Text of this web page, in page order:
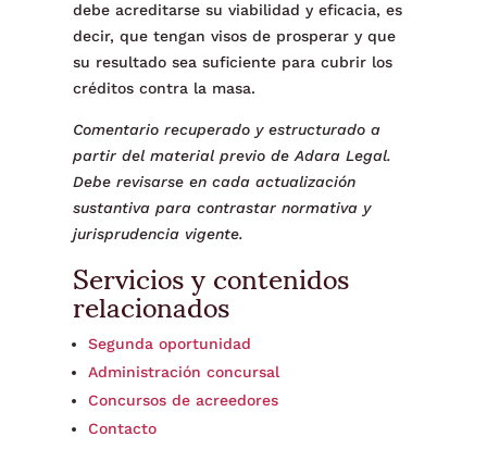
debe acreditarse su viabilidad y eficacia, es
decir, que tengan visos de prosperar y que
su resultado sea suficiente para cubrir los
créditos contra la masa.
Comentario recuperado y estructurado a
partir del material previo de Adara Legal.
Debe revisarse en cada actualización
sustantiva para contrastar normativa y
jurisprudencia vigente.
Servicios y contenidos
relacionados
Segunda oportunidad
Administración concursal
Concursos de acreedores
Contacto